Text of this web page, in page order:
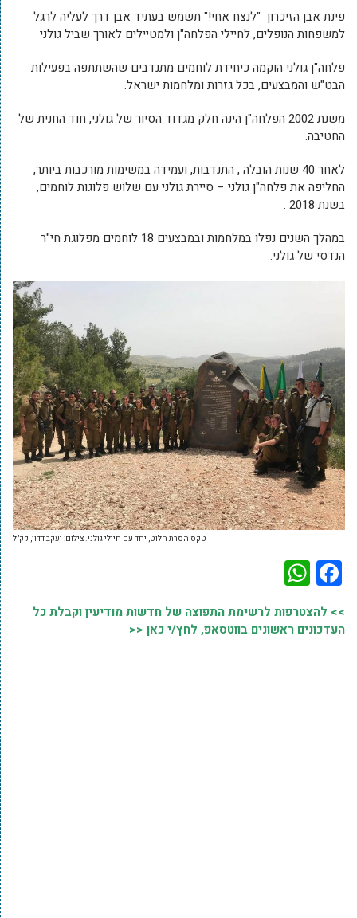
פינת אבן הזיכרון "לנצח אחי!" תשמש בעתיד אבן דרך לעליה לרגל
למשפחות הנופלים, לחיילי הפלחה"ן ולמטיילים לאורך שביל גולני
פלחה"ן גולני הוקמה כיחידת לוחמים מתנדבים שהשתתפה בפעילות
הבט"ש והמבצעים, בכל גזרות ומלחמות ישראל.
משנת 2002 הפלחה"ן הינה חלק מגדוד הסיור של גולני, חוד החנית של
החטיבה.
לאחר 40 שנות הובלה , התנדבות, ועמידה במשימות מורכבות ביותר,
החליפה את פלחה"ן גולני – סיירת גולני עם שלוש פלוגות לוחמים,
בשנת 2018 .
במהלך השנים נפלו במלחמות ובמבצעים 18 לוחמים מפלוגת חי"ר
הנדסי של גולני.
טקס הסרת הלוט, יחד עם חיילי גולני. צילום: יעקב דדון, קק"ל
Facebook
>> להצטרפות לרשימת התפוצה של חדשות מודיעין וקבלת כל
העדכונים ראשונים בווטסאפ, לחץ/י כאן <<